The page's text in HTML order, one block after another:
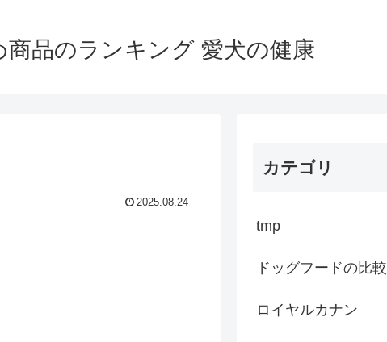
商品のランキング 愛犬の健康
2025.08.24
カテゴリ
tmp
ドッグフードの比較
ロイヤルカナン